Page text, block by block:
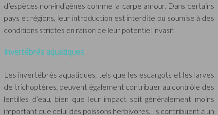
d’espèces non-indigènes comme la carpe amour. Dans certains
pays et régions, leur introduction est interdite ou soumise à des
conditions strictes en raison de leur potentiel invasif.
Invertébrés aquatiques
Les invertébrés aquatiques, tels que les escargots et les larves
de trichoptères, peuvent également contribuer au contrôle des
lentilles d’eau, bien que leur impact soit généralement moins
important que celui des poissons herbivores. Ils contribuent à un